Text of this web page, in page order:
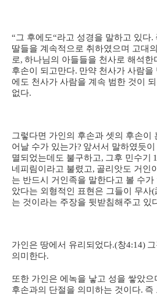
“그 후에도“라고 성경을 말하고 있다.
딸들을 계속적으로 취하였으며 고대
로, 하나님의 아들들을 천사로 해석
후손이 되고만다. 만약 천사가 사람을
에도 천사가 사람을 계속 범한 것이 되
없다.
그렇다면 가인의 후손과 셋의 후손이
어날 수가 있는가? 앞서서 말하였듯
멸되었는데도 불구하고, 그후 민수기
네피림이라고 불렸고, 골리앗도 거인
는 반드시 거인족을 말한다고 볼 수가
았다는 외형적인 표현은 그들이 무사(
는 것이라는 주장을 뒷받침해주고 있
가인은 땅에서 유리되었다.(창4:14)
의미한다.
또한 가인은 에녹을 낳고 성을 쌓았으
후손과의 단절을 의미하는 것이다. 즉